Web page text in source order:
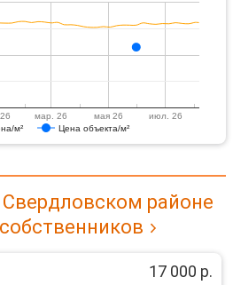
м² Цена объекта/м²
мар. 26 мая 26 июл. 26
Свердловском районе
17 000 р.